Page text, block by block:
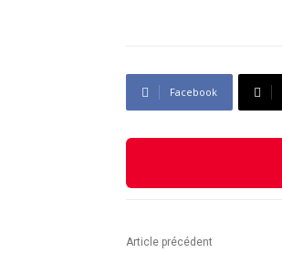
Facebook
Article précédent